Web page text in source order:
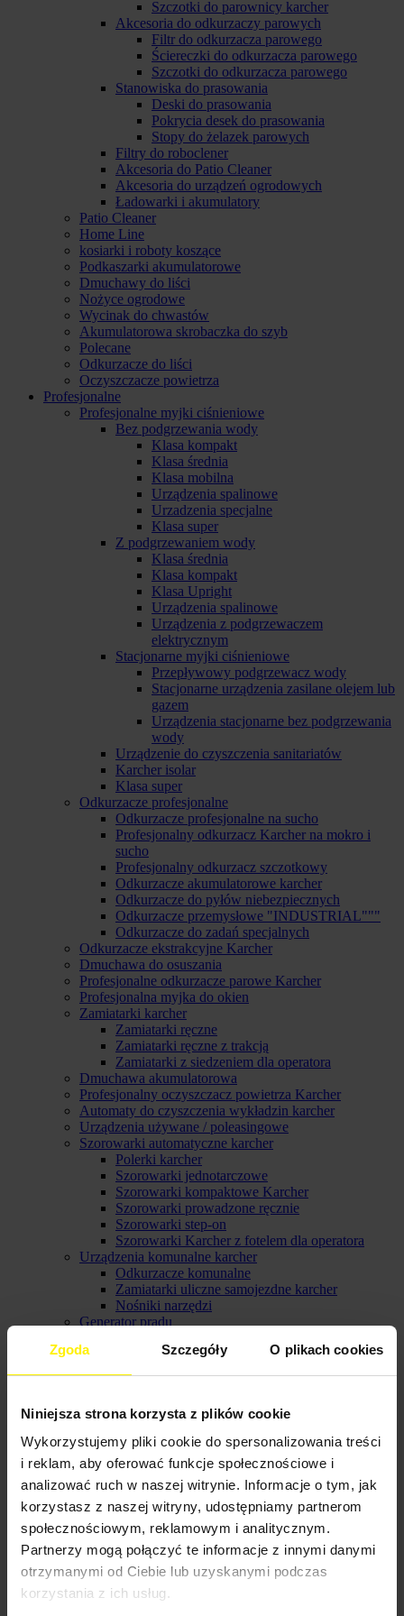
Zgoda Szczegóły O plikach cookies
Niniejsza strona korzysta z plików cookie
Wykorzystujemy pliki cookie do spersonalizowania treści
i reklam, aby oferować funkcje społecznościowe i
analizować ruch w naszej witrynie. Informacje o tym, jak
korzystasz z naszej witryny, udostępniamy partnerom
społecznościowym, reklamowym i analitycznym.
Partnerzy mogą połączyć te informacje z innymi danymi
otrzymanymi od Ciebie lub uzyskanymi podczas
korzystania z ich usług.
Szczotki do parownicy karcher
Akcesoria do odkurzaczy parowych
Filtr do odkurzacza parowego
Ściereczki do odkurzacza parowego
Szczotki do odkurzacza parowego
Stanowiska do prasowania
Deski do prasowania
Pokrycia desek do prasowania
Stopy do żelazek parowych
Filtry do roboclener
Akcesoria do Patio Cleaner
Akcesoria do urządzeń ogrodowych
Ładowarki i akumulatory
Patio Cleaner
Home Line
kosiarki i roboty koszące
Podkaszarki akumulatorowe
Dmuchawy do liści
Nożyce ogrodowe
Wycinak do chwastów
Akumulatorowa skrobaczka do szyb
Polecane
Odkurzacze do liści
Oczyszczacze powietrza
Profesjonalne
Profesjonalne myjki ciśnieniowe
Bez podgrzewania wody
Klasa kompakt
Klasa średnia
Klasa mobilna
Urządzenia spalinowe
Urzadzenia specjalne
Klasa super
Z podgrzewaniem wody
Klasa średnia
Klasa kompakt
Klasa Upright
Urządzenia spalinowe
Urządzenia z podgrzewaczem
elektrycznym
Stacjonarne myjki ciśnieniowe
Przepływowy podgrzewacz wody
Stacjonarne urządzenia zasilane olejem lub
gazem
Urządzenia stacjonarne bez podgrzewania
wody
Urządzenie do czyszczenia sanitariatów
Karcher isolar
Klasa super
Odkurzacze profesjonalne
Odkurzacze profesjonalne na sucho
Profesjonalny odkurzacz Karcher na mokro i
sucho
Profesjonalny odkurzacz szczotkowy
Odkurzacze akumulatorowe karcher
Odkurzacze do pyłów niebezpiecznych
Odkurzacze przemysłowe "INDUSTRIAL"""
Odkurzacze do zadań specjalnych
Odkurzacze ekstrakcyjne Karcher
Dmuchawa do osuszania
Profesjonalne odkurzacze parowe Karcher
Profesjonalna myjka do okien
Zamiatarki karcher
Zamiatarki ręczne
Zamiatarki ręczne z trakcją
Zamiatarki z siedzeniem dla operatora
Dmuchawa akumulatorowa
Profesjonalny oczyszczacz powietrza Karcher
Automaty do czyszczenia wykładzin karcher
Urządzenia używane / poleasingowe
Szorowarki automatyczne karcher
Polerki karcher
Szorowarki jednotarczowe
Szorowarki kompaktowe Karcher
Szorowarki prowadzone ręcznie
Szorowarki step-on
Szorowarki Karcher z fotelem dla operatora
Urządzenia komunalne karcher
Odkurzacze komunalne
Zamiatarki uliczne samojezdne karcher
Nośniki narzędzi
Generator prądu
Myjnie części
Urządzenia do mycia podłóg
Wózki do sprzątania
Narzędzia do czyszczenia podłóg na sucho
Środki czyszczące karcher
Chemia do urządzeń ekstrakcyjnych
Chemia do szorowarek automatycznych
Chemia do myjni samochodowych
Chemia do czyszczenia ręcznego
Chemia do środków uzdatniających wodę
Chemia do urządzeń ciśnieniowych
Wyposażenie urządzeń profesjonalnych Karcher
Wyposażenie do profesjonalnych urządzeń